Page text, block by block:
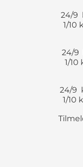
24/9
1/10
24/9
1/10
24/9
1/10